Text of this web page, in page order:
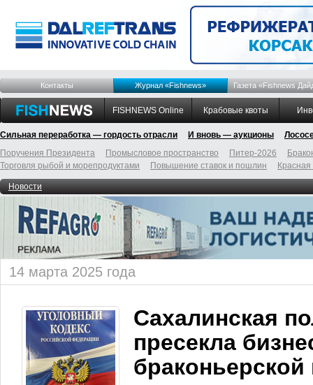
Контакты Журнал «Fishnews» Газета «Fishnews
FISHNEWS Online Крабовые квоты
Сильная переработка — гордость отрасли И вновь — аукционы
Поручения Президента
Промысловое пространство Питер-2026
Торговля рыбой и морепродуктами
Повышение ставок и пошлин
Новости
14 марта 2025 года
Сахалинская
пресекла